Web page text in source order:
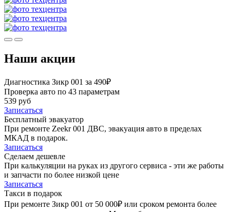
Наши акции
Диагностика Зикр 001 за 490₽
Проверка авто по 43 параметрам
539 руб
Записаться
Бесплатный эвакуатор
При ремонте Zeekr 001 ДВС, эвакуация авто в пределах
МКАД в подарок.
Записаться
Сделаем дешевле
При калькуляции на руках из другого сервиса - эти же работы
и запчасти по более низкой цене
Записаться
Такси в подарок
При ремонте Зикр 001 от 50 000₽ или сроком ремонта более